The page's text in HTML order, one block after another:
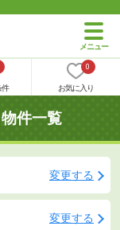
件
0
お気に入り
件一覧
変更する
変更する